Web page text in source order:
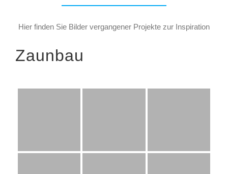
Hier finden Sie Bilder vergangener Projekte zur Inspiration
Zaunbau